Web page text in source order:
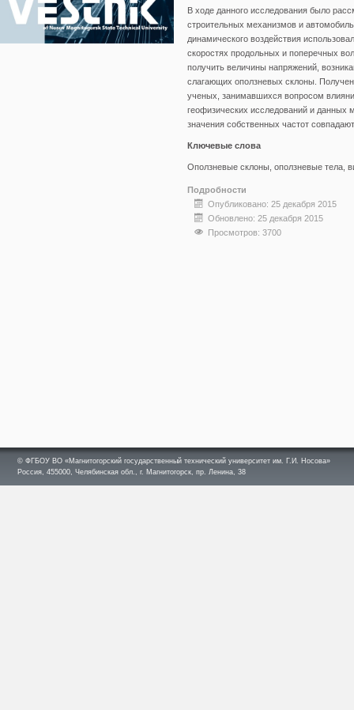
В ходе данного исследования было
строительных механизмов и
динамического воздействия
скоростях продольных и поперечных
получить величины напряжений,
слагающих оползневых склоны.
ученых, занимавшихся вопросом
геофизических исследований и данных
значения собственных частот
Ключевые слова
Оползневые склоны, оползневые тела,
Подробности
Опубликовано: 25 декабря 2015
Обновлено: 25 декабря 2015
Просмотров: 3700
© ФГБОУ ВО «Магнитогорский государственный технический университет им. Г.И. Носова»
Россия, 455000, Челябинская обл., г. Магнитогорск, пр. Ленина, 38